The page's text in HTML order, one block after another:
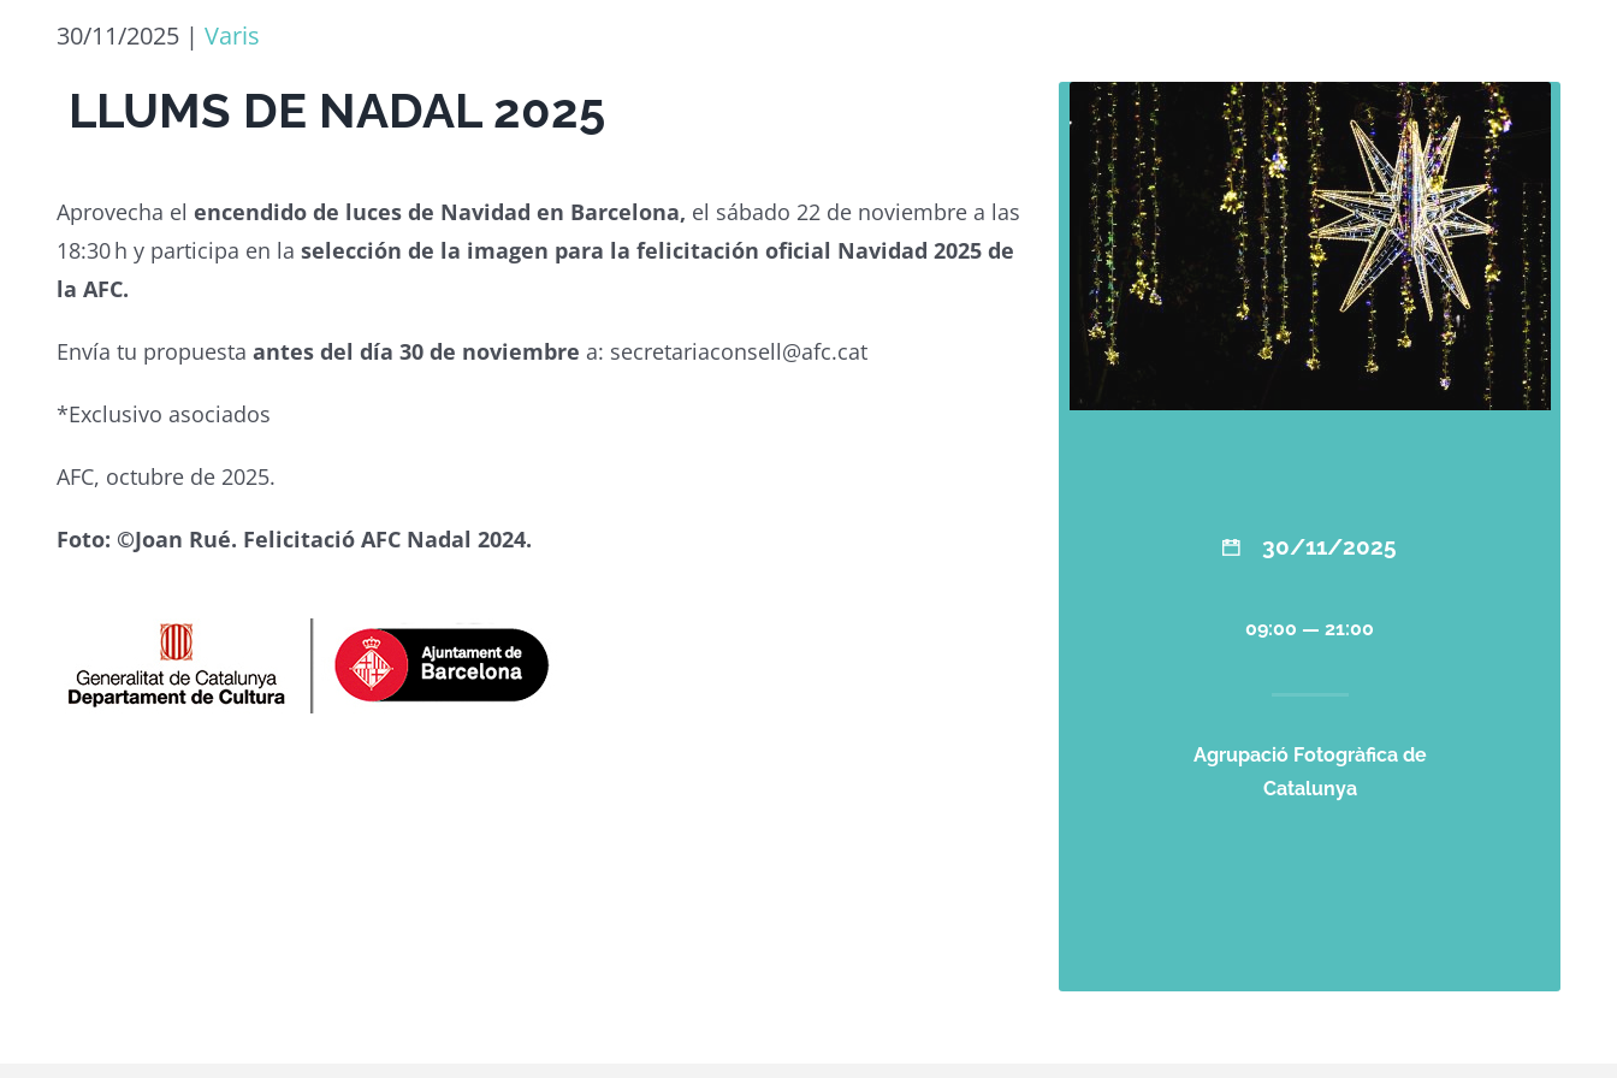
30/11/2025 | Varis
LLUMS DE NADAL 2025
Aprovecha el encendido de luces de Navidad en Barcelona, el sábado 22 de noviembre a las
18:30 h y participa en la selección de la imagen para la felicitación oficial Navidad 2025 de
la AFC.
Envía tu propuesta antes del día 30 de noviembre a: secretariaconsell@afc.cat
*Exclusivo asociados
AFC, octubre de 2025.
Foto: ©Joan Rué. Felicitació AFC Nadal 2024. 30/11/2025
09:00 — 21:00
Agrupació Fotogràfica de
Catalunya